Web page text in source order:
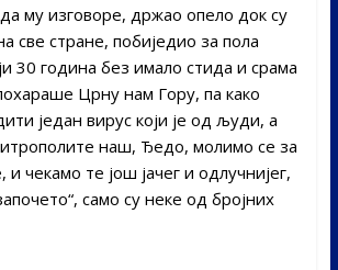
му изговоре, држао опело док су
све стране, побиједио за пола
30 година без имало стида и срама
Црну нам Гору, па како
један вирус који је од људи, а
наш, Ђедо, молимо се за
и чекамо те још јачег и одлучнијег,
само су неке од бројних